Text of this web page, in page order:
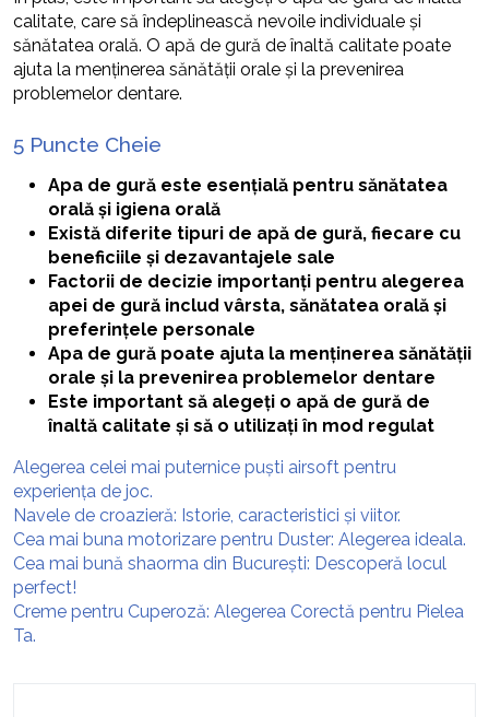
calitate, care să îndeplinească nevoile individuale și
sănătatea orală. O apă de gură de înaltă calitate poate
ajuta la menținerea sănătății orale și la prevenirea
problemelor dentare.
5 Puncte Cheie
Apa de gură este esențială pentru sănătatea
orală și igiena orală
Există diferite tipuri de apă de gură, fiecare cu
beneficiile și dezavantajele sale
Factorii de decizie importanți pentru alegerea
apei de gură includ vârsta, sănătatea orală și
preferințele personale
Apa de gură poate ajuta la menținerea sănătății
orale și la prevenirea problemelor dentare
Este important să alegeți o apă de gură de
înaltă calitate și să o utilizați în mod regulat
Alegerea celei mai puternice puști airsoft pentru
experiența de joc.
Navele de croazieră: Istorie, caracteristici și viitor.
Cea mai buna motorizare pentru Duster: Alegerea ideala.
Cea mai bună shaorma din București: Descoperă locul
perfect!
Creme pentru Cuperoză: Alegerea Corectă pentru Pielea
Ta.